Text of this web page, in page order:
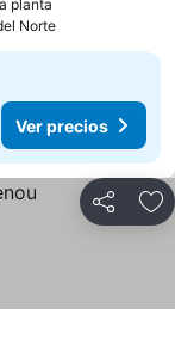
planta
Norte
Ver precios
Compartir